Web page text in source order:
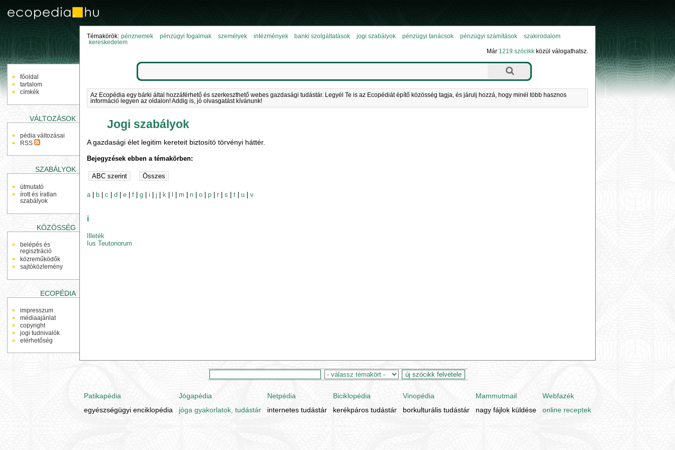
NAVIGÁCIÓ
főoldal
tartalom
címkék
VÁLTOZÁSOK
pédia változásai
RSS
SZABÁLYOK
útmutató
írott és íratlan
szabályok
KÖZÖSSÉG
belépés és
regisztráció
közreműködők
sajtóközlemény
ECOPÉDIA
impresszum
médiaajánlat
copyright
jogi tudnivalók
elérhetőség
Témakörök: pénznemek pénzügyi fogalmak személyek intézmények banki szolgáltatások jogi szabályok pénzügyi tanácsok pénzügyi számítások
szakirodalom
kereskedelem
Már 1219 szócikkközül válogathatsz.
Az Ecopédia egy bárki által hozzáférhető és szerkeszthető webes gazdasági tudástár. Legyél Te is az Ecopédiát építő közösség tagja, és járulj hozzá, hogy minél több hasznos
információ legyen az oldalon! Addig is, jó olvasgatást kívánunk!
Jogi szabályok
A gazdasági élet legitim kereteit biztosító törvényi háttér.
Bejegyzések ebben a témakörben:
a |b |c |d |e |f |g |i |j |k |l |m |n |o |p |r |s |t |u |v
i
Illeték
Ius Teutonorum
Patikapédia Jógapédia Netpédia Biciklopédia Vinopédia Mammutmail
Webfazék
egyészségügyi enciklopédia
jóga gyakorlatok, tudástár internetes tudástár kerékpáros tudástár borkulturális tudástár nagy fájlok küldése online receptek